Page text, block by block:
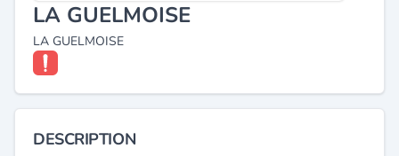
LA GUELMOISE
LA GUELMOISE
DESCRIPTION